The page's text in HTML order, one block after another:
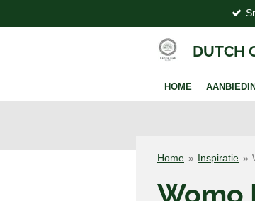
direct
DUTCH
HOME
Home » Inspiratie »
Womo